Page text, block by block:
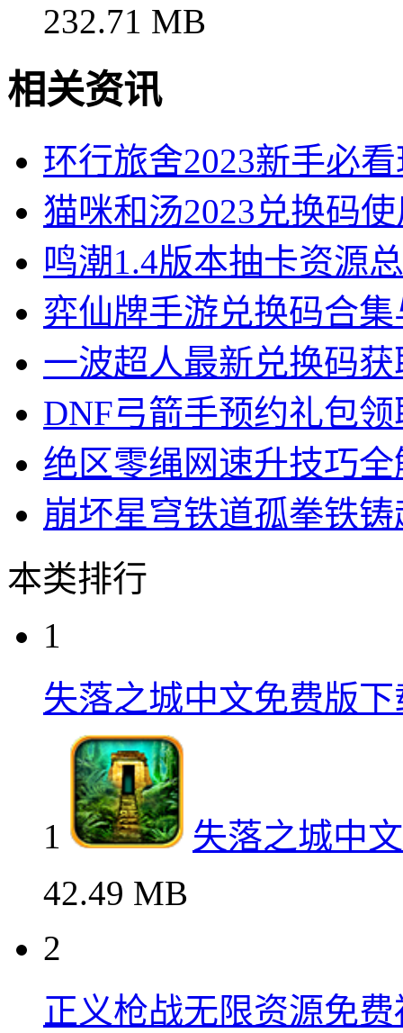
232.71 MB
相关资讯
环行旅舍2023新手必
猫咪和汤2023兑换码
鸣潮1.4版本抽卡资源
弈仙牌手游兑换码合
一波超人最新兑换码
DNF弓箭手预约礼包
绝区零绳网速升技巧全
崩坏星穹铁道孤拳铁
本类排行
1
失落之城中文免费版下
1
失落之城中
42.49 MB
2
正义枪战无限资源免